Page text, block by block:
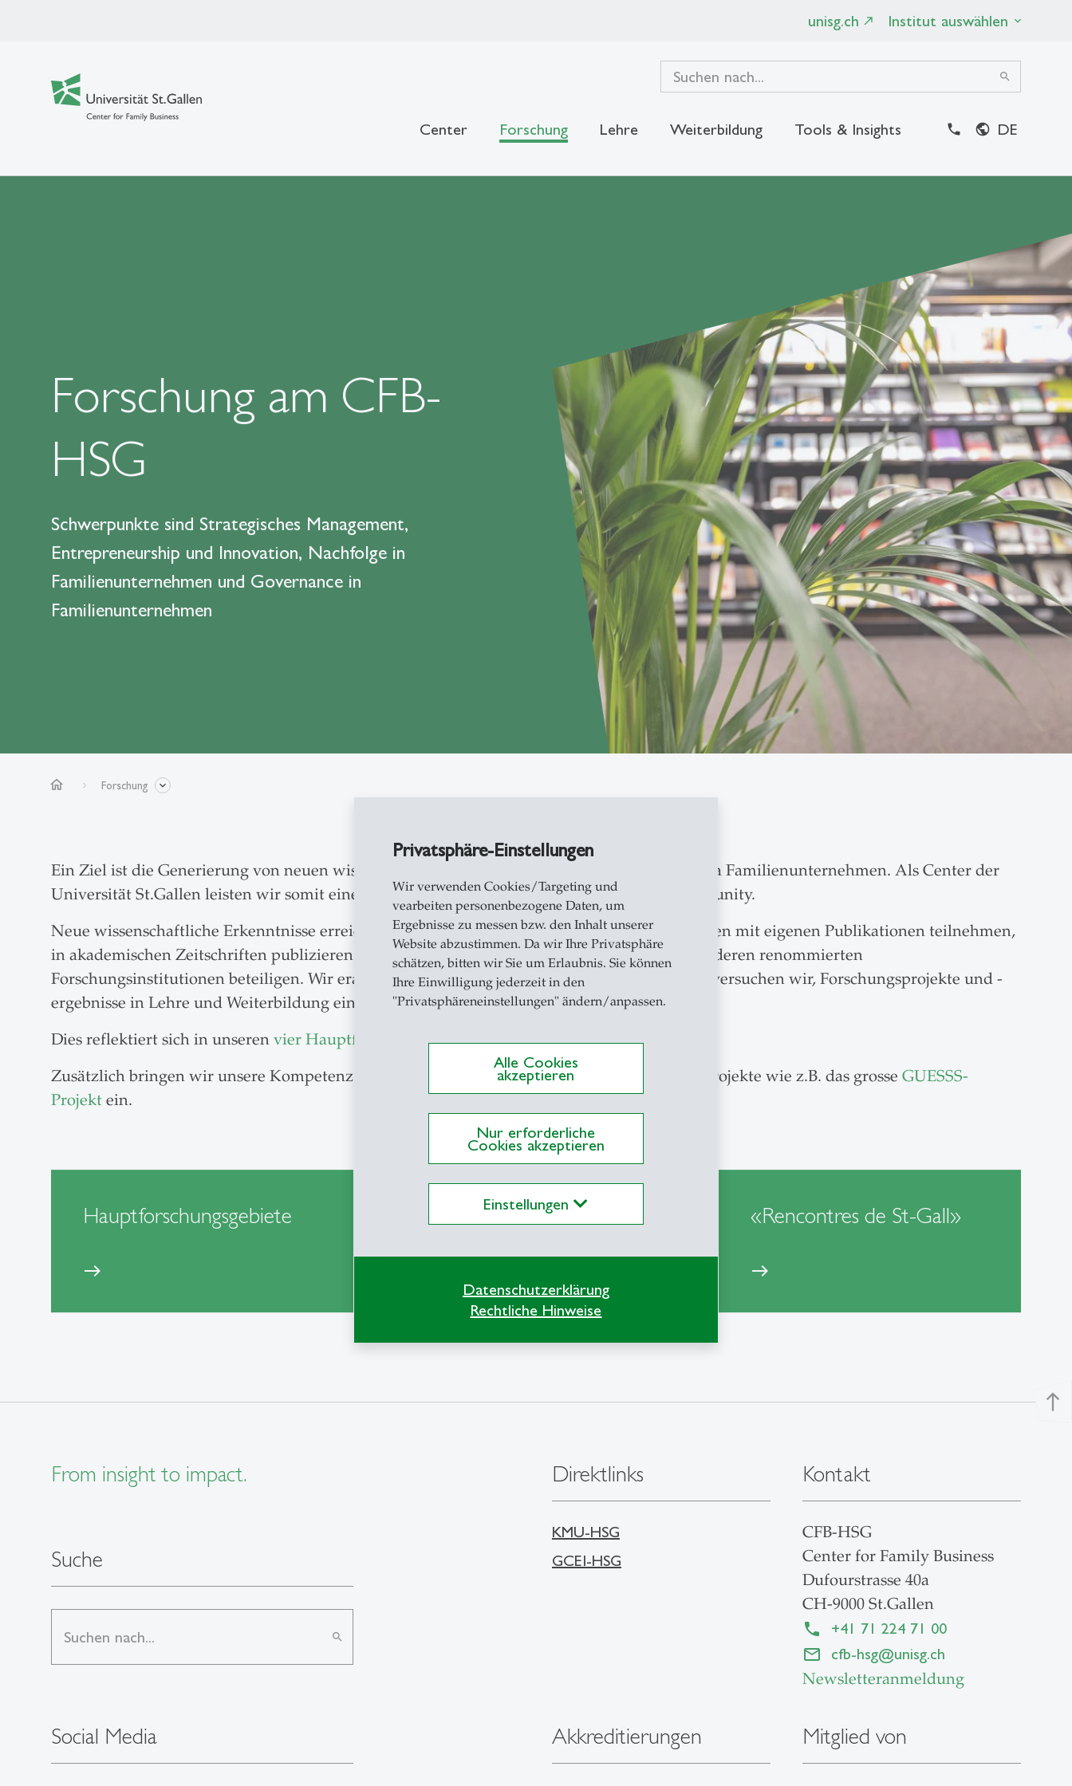
Privatsphäre-Einstellungen
Wir verwenden Cookies/Targeting und
vearbeiten personenbezogene Daten, um
Ergebnisse zu messen bzw. den Inhalt unserer
Website abzustimmen. Da wir Ihre Privatsphäre
schätzen, bitten wir Sie um Erlaubnis. Sie können
Ihre Einwilligung jederzeit in den
"Privatsphäreneinstellungen" ändern/anpassen.
Alle Cookies
akzeptieren
Nur erforderliche
Cookies akzeptieren
Einstellungen
Datenschutzerklärung
Rechtliche Hinweise
unisg.ch Institut auswählen
search
Center Forschung Lehre Weiterbildung Tools & Insights DE
Forschung am CFB-
HSG
Schwerpunkte sind Strategisches Management,
Entrepreneurship und Innovation, Nachfolge in
Familienunternehmen und Governance in
Familienunternehmen
home Forschung
Ein Ziel ist die Generierung von neuen wissenschaftlichen Erkenntnissen rund um das Thema Familienunternehmen. Als Center der
Universität St.Gallen leisten wir somit einen Beitrag in der internationalen Forschungscommunity.
Neue wissenschaftliche Erkenntnisse erreichen wir, indem wir an internationalen Konferenzen mit eigenen Publikationen teilnehmen,
in akademischen Zeitschriften publizieren und uns an grösseren Forschungsprojekten mit anderen renommierten
Forschungsinstitutionen beteiligen. Wir erachten Forschung nicht als Selbstzweck. Vielmehr versuchen wir, Forschungsprojekte und -
ergebnisse in Lehre und Weiterbildung einzusetzen.
Dies reflektiert sich in unseren vier Hauptforschungsgebieten.
Zusätzlich bringen wir unsere Kompetenz auch in verschiedene, internationale Forschungsprojekte wie z.B. das grosse GUESSS-
Projekt ein.
Hauptforschungsgebiete
east
Unsere «Research Fellows» «Rencontres de St-Gall»
east
north
From insight to impact.
Suche
search
Social Media
Direktlinks
KMU-HSG
GCEI-HSG
Kontakt
CFB-HSG
Center for Family Business
Dufourstrasse 40a
CH-9000 St.Gallen
+41 71 224 71 00
cfb-hsg@unisg.ch
Newsletteranmeldung
Akkreditierungen Mitglied von